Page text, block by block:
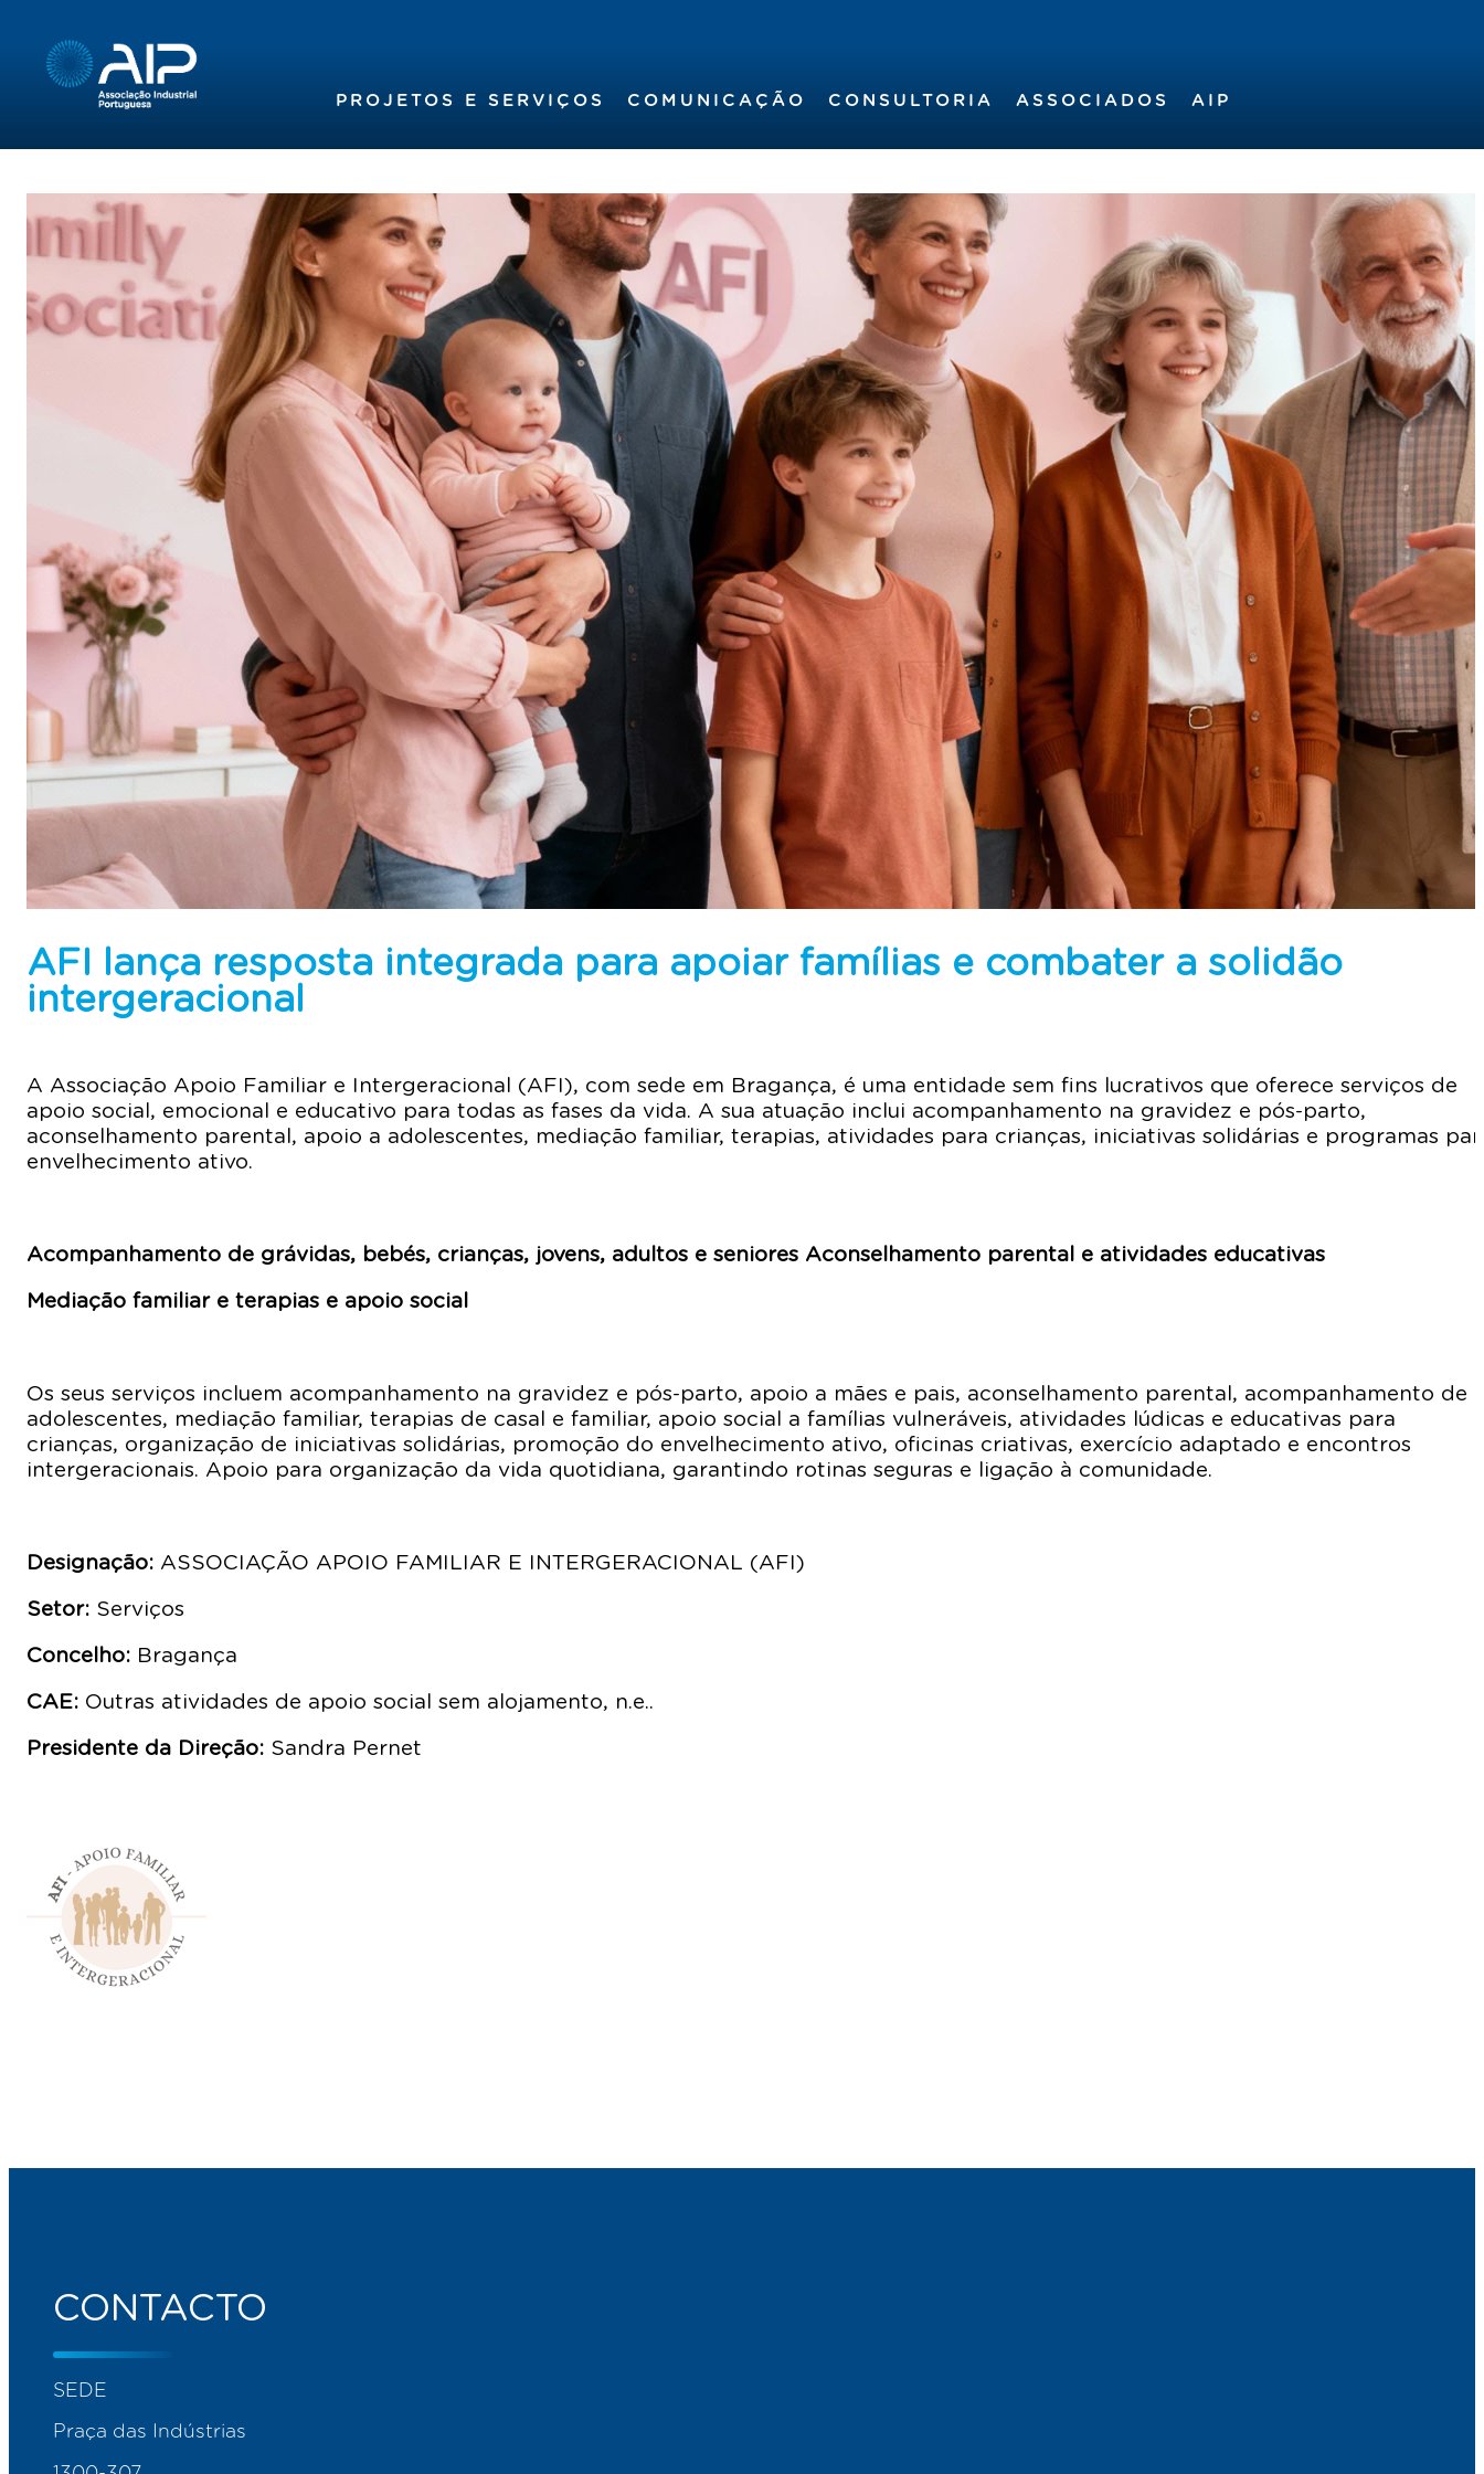
PROJETOS E SERVIÇOS COMUNICAÇÃO CONSULTORIA ASSOCIADOS AIP
AFI lança resposta integrada para apoiar famílias e combater a solidão
intergeracional
A Associação Apoio Familiar e Intergeracional (AFI), com sede em Bragança, é uma entidade sem fins lucrativos que oferece serviços de
apoio social, emocional e educativo para todas as fases da vida. A sua atuação inclui acompanhamento na gravidez e pós-parto,
aconselhamento parental, apoio a adolescentes, mediação familiar, terapias, atividades para crianças, iniciativas solidárias e programas
envelhecimento ativo.
Acompanhamento de grávidas, bebés, crianças, jovens, adultos e seniores Aconselhamento parental e atividades educativas
Mediação familiar e terapias e apoio social
Os seus serviços incluem acompanhamento na gravidez e pós-parto, apoio a mães e pais, aconselhamento parental, acompanhamento de
adolescentes, mediação familiar, terapias de casal e familiar, apoio social a famílias vulneráveis, atividades lúdicas e educativas para
crianças, organização de iniciativas solidárias, promoção do envelhecimento ativo, oficinas criativas, exercício adaptado e encontros
intergeracionais. Apoio para organização da vida quotidiana, garantindo rotinas seguras e ligação à comunidade.
Designação: ASSOCIAÇÃO APOIO FAMILIAR E INTERGERACIONAL (AFI)
Setor: Serviços
Concelho: Bragança
CAE: Outras atividades de apoio social sem alojamento, n.e..
Presidente da Direção: Sandra Pernet
CONTACTO
SEDE
Praça das Indústrias